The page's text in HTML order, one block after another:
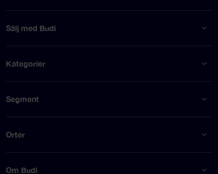
Sälj med Budi
Kategorier
Segment
Orter
Om Budi